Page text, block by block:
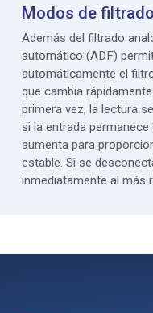
Modos de filtrado
Además del filtrado
automático (ADF)
automáticamente el
que cambia
primera vez, la lectura
si la entrada
aumenta para
estable. Si se
inmediatamente al más